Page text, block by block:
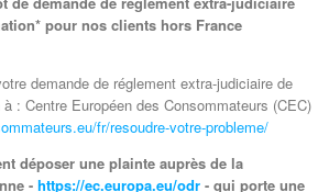
pour nos clients hors France
demande de réglement extra-judiciaire de
: Centre Européen des Consommateurs (CEC)
fr/resoudre-votre-probleme/
déposer une plainte auprès de la
- https://ec.europa.eu/odr - qui porte une